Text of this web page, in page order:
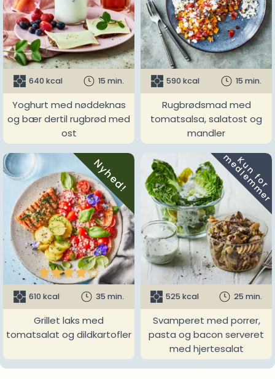
640 kcal 15 min.
Yoghurt med nøddeknas
og bær dertil rugbrød med
ost
590 kcal 15 min.
Rugbrødsmad med
tomatsalsa, salatost og
mandler
Nyhed!

610 kcal 35 min.
Grillet laks med
tomatsalat og dildkartofler
K
u
n
f
o
r
m
e
d
l
e
m
m
e
r
525 kcal 25 min.
Svamperet med porrer,
pasta og bacon serveret
med hjertesalat